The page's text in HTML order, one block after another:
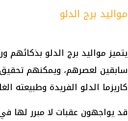
مواليد برج الدلو
يتميز مواليد برج الدلو بذكائهم
سابقين لعصرهم، ويمكنهم تحقيق
كاريزما الدلو الفريدة وطبيعته
قد يواجهون عقبات لا مبرر لها